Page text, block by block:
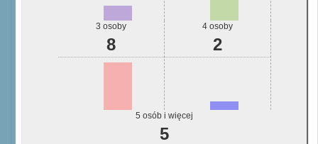
3 osoby
8
4 osoby
2
5 osób i więcej
5